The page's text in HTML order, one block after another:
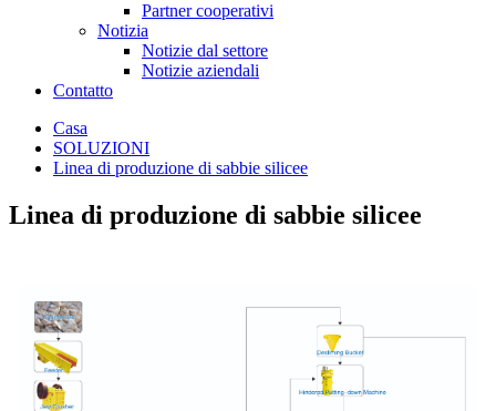
Partner cooperativi
Notizia
Notizie dal settore
Notizie aziendali
Contatto
Casa
SOLUZIONI
Linea di produzione di sabbie silicee
Linea di produzione di sabbie silicee